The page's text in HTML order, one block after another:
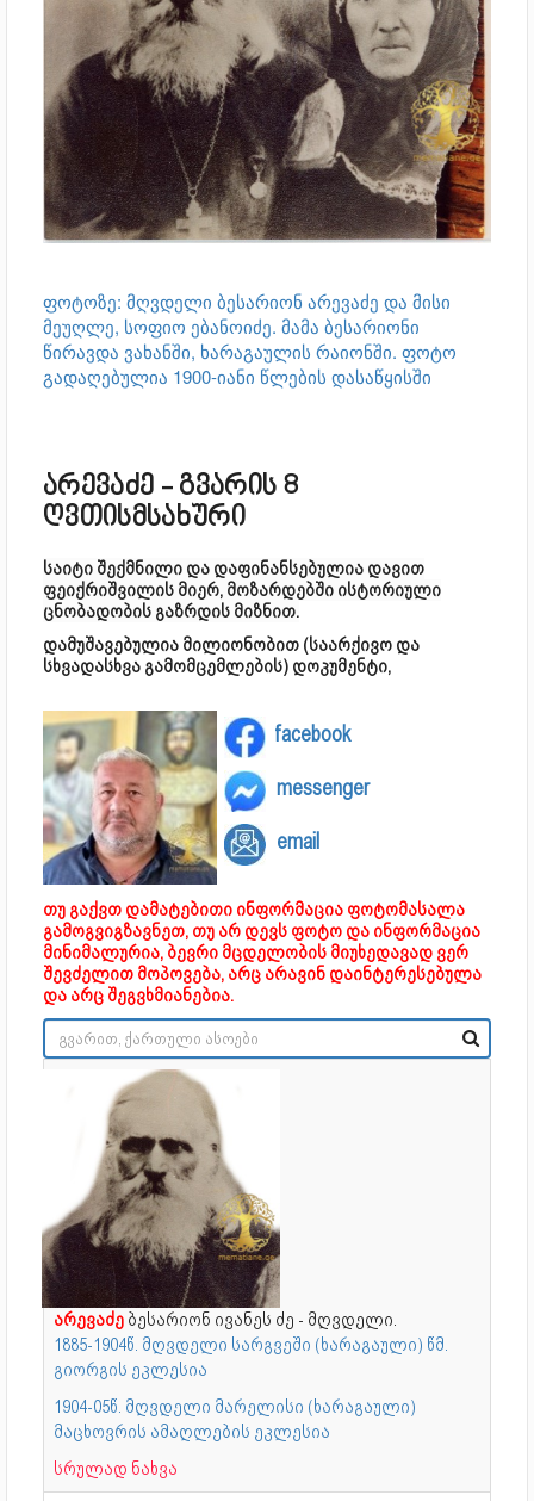
ფოტოზე: მღვდელი ბესარიონ არევაძე და მისი
მეუღლე, სოფიო ებანოიძე. მამა ბესარიონი
წირავდა ვახანში, ხარაგაულის რაიონში. ფოტო
გადაღებულია 1900-იანი წლების დასაწყისში
არევაძე - გვარის 8
ღვთისმსახური
საიტი შექმნილი და დაფინანსებულია დავით
ფეიქრიშვილის მიერ, მოზარდებში ისტორიული
ცნობადობის გაზრდის მიზნით.
დამუშავებულია მილიონობით (საარქივო და
სხვადასხვა გამომცემლების) დოკუმენტი,
facebook
messenger
email
თუ გაქვთ დამატებითი ინფორმაცია ფოტომასალა
გამოგვიგზავნეთ, თუ არ დევს ფოტო და ინფორმაცია
მინიმალურია, ბევრი მცდელობის მიუხედავად ვერ
შევძელით მოპოვება, არც არავინ დაინტერესებულა
და არც შეგვხმიანებია.
არევაძე ბესარიონ ივანეს ძე - მღვდელი.
1885-1904წ. მღვდელი სარგვეში (ხარაგაული) წმ.
გიორგის ეკლესია
1904-05წ. მღვდელი მარელისი (ხარაგაული)
მაცხოვრის ამაღლების ეკლესია
სრულად ნახვა